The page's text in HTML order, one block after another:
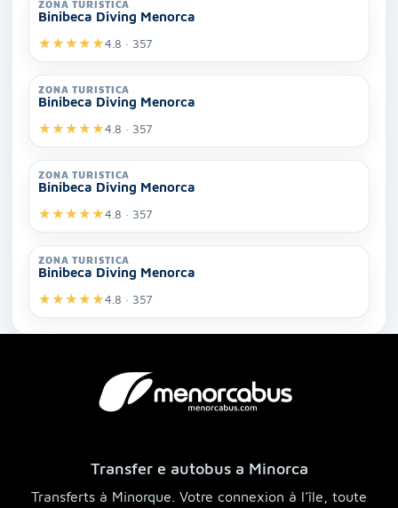
ZONA TURISTICA
Binibeca Diving Menorca
★★★★★4.8 · 357
ZONA TURISTICA
Binibeca Diving Menorca
★★★★★4.8 · 357
ZONA TURISTICA
Binibeca Diving Menorca
★★★★★4.8 · 357
ZONA TURISTICA
Binibeca Diving Menorca
★★★★★4.8 · 357
Transfer e autobus a Minorca
Transferts à Minorque. Votre connexion à l’île, toute